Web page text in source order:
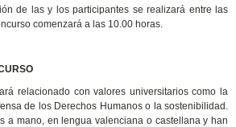
de las y los participantes se realizará entre las
comenzará a las 10.00 horas.
relacionado con valores universitarios como la
de los Derechos Humanos o la sostenibilidad.
a mano, en lengua valenciana o castellana y han